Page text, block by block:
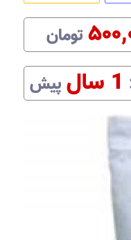
تومان
1 سال پیش